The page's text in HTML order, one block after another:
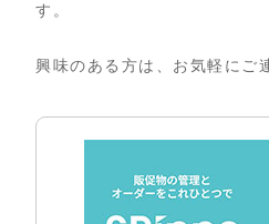
す。
興味のある方は、お気軽にご